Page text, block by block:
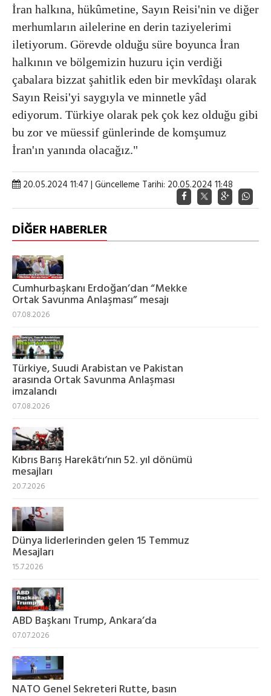
İran halkına, hükûmetine, Sayın Reisi'nin ve diğer
merhumların ailelerine en derin taziyelerimi
iletiyorum. Görevde olduğu süre boyunca İran
halkının ve bölgemizin huzuru için verdiği
çabalara bizzat şahitlik eden bir mevkîdaşı olarak
Sayın Reisi'yi saygıyla ve minnetle yâd
ediyorum. Türkiye olarak pek çok kez olduğu gibi
bu zor ve müessif günlerinde de komşumuz
İran'ın yanında olacağız."
20.05.2024 11:47 | Güncelleme Tarihi: 20.05.2024 11:48
DİĞER HABERLER
Cumhurbaşkanı Erdoğan’dan “Mekke
Ortak Savunma Anlaşması” mesajı
07.08.2026
Türkiye, Suudi Arabistan ve Pakistan
arasında Ortak Savunma Anlaşması
imzalandı
07.08.2026
Kıbrıs Barış Harekâtı‘nın 52. yıl dönümü
mesajları
20.7.2026
Dünya liderlerinden gelen 15 Temmuz
Mesajları
15.7.2026
ABD Başkanı Trump, Ankara’da
07.07.2026
NATO Genel Sekreteri Rutte, basın